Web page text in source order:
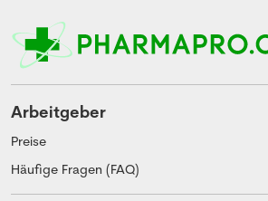
Arbeitgeber
Preise
Häufige Fragen (FAQ)